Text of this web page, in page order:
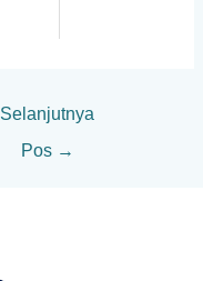
Selanjutnya
Pos →